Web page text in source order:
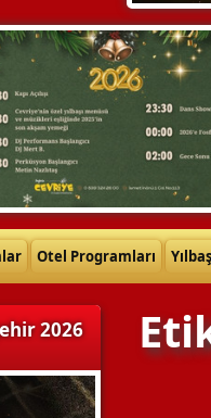
Otel Programları
2026